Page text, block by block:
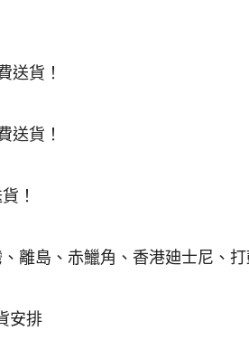
送貨！
送貨！
！
離島、赤鱲角、香港廸士尼、
安排